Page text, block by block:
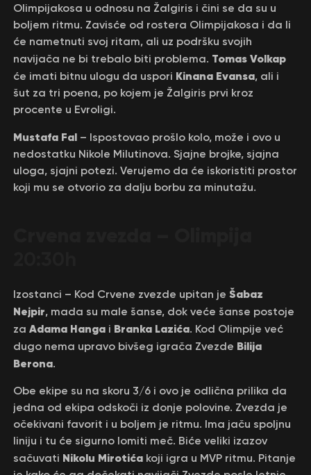
Olimpijakosa u odnosu na Žalgiris i čini se da su u
boljem ritmu. Zavisće od rostera Olimpijakosa i da li
će nametnuti svoj ritam, ali uz podršku svojih
navijača ne bi trebalo biti problema. Tomas Volkap
će imati bitnu ulogu da uspori Kinana Evansa, ali i
šut za tri poena, po kojem je Žalgiris prvi kroz
procente u Evroligi.
Mustafa Fal– Ispostovao prošlo kolo, može i ovo u
nedostatku Nikole Milutinova. Sjajne brojke, sjajna
uloga, sjajni potezi. Verujemo da će iskoristiti prostor
koji mu se otvorio za dalju borbu za minutažu.
Izostanci – Kod Crvene zvezde upitan je Šabaz
Nejpir, mada su male šanse, dok veće šanse postoje
za Adama Hangai Branka Lazića. Kod Olimpije već
dugo nema upravo bivšeg igrača Zvezde Bilija
Berona.
Obe ekipe su na skoru 3/6 i ovo je odlična prilika da
jedna od ekipa odskoči iz donje polovine. Zvezda je
očekivani favorit i u boljem je ritmu. Ima jaču spoljnu
liniju i tu će sigurno lomiti meč. Biće veliki izazov
sačuvati Nikolu Mirotićakoji igra u MVP ritmu. Pitanje